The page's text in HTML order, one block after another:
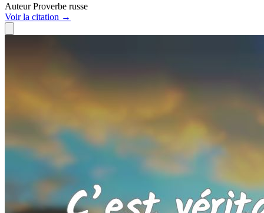
Auteur Proverbe russe
Voirla citation →